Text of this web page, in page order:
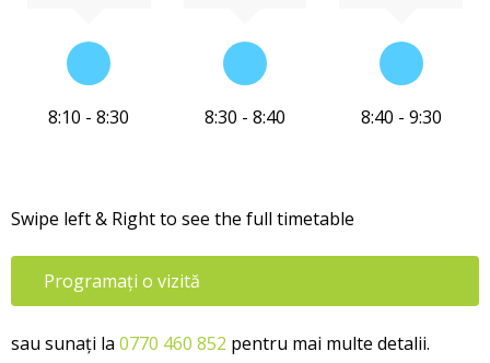
8:10 - 8:30 8:30 - 8:40 8:40 - 9:30
Swipe left & Right to see the full timetable
Programați o vizită
sau sunați la 0770 460 852 pentru mai multe detalii.